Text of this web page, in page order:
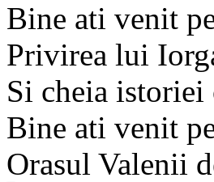
Bine ati venit
Privirea lui
Si cheia
Bine ati venit
Orasul Valenii